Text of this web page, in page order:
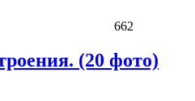
662
(20 фото)